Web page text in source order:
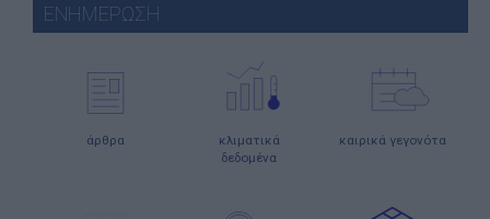
ΕΝΗΜΕΡΩΣΗ
άρθρα
κλιματικά
δεδομένα
καιρικά γεγονότα